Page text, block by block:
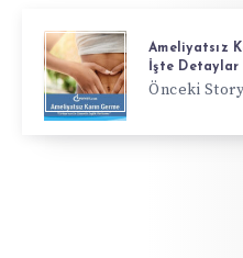
Ameliyatsız
İşte Detaylar
Önceki Story